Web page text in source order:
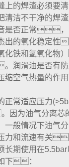
上的焊渣必须
清洁不干净的
是否正常，
出的氧化稳定
化铁和氢氧化
润滑油是否有
压缩空气热量
正常适应压力
为油气分离芯
般情况下油气
力和流速有关
长期使用在
下：